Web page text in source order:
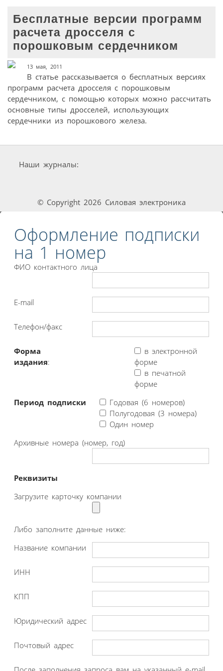
Бесплатные версии программ
расчета дросселя с
порошковым сердечником
13 мая, 2011
В статье рассказывается о бесплатных версиях
программ расчета дросселя с порошковым
сердечником, с помощью которых можно рассчитать
основные типы дросселей, использующих
сердечники из порошкового железа.
Наши журналы:
© Copyright 2026 Силовая электроника
Оформление подписки
на 1 номер
ФИО контактного лица
E-mail
Телефон/факс
Форма
издания:
в электронной
форме
в печатной
форме
Период подписки
Годовая (6 номеров)
Полугодовая (3 номера)
Один номер
Архивные номера (номер, год)
Реквизиты
Загрузите карточку компании
Либо заполните данные ниже:
Название компании
ИНН
КПП
Юридический адрес
Почтовый адрес